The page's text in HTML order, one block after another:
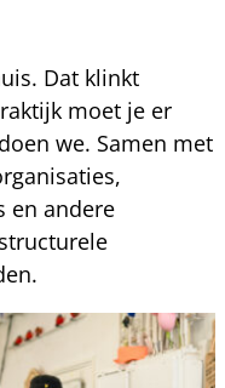
Dat klinkt
moet je er
we. Samen met
en andere